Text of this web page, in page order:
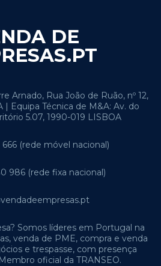
DE
Arnado, Rua João de Ruão, nº 12,
Equipa Técnica de M&A: Av. do
5.07, 1990-019 LISBOA
666 (rede móvel nacional)
986 (rede fixa nacional)
Somos líderes em Portugal na
venda de PME, compra e venda
e trespasse, com presença
oficial da TRANSEO.